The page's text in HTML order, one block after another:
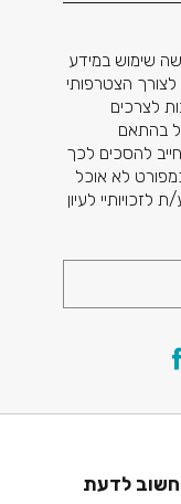
שימוש במידע
לצורך הצטרפותי
לצרכים
בהתאם
חייב להסכים לכך
לא אוכל
לעיון
חשוב לדעת